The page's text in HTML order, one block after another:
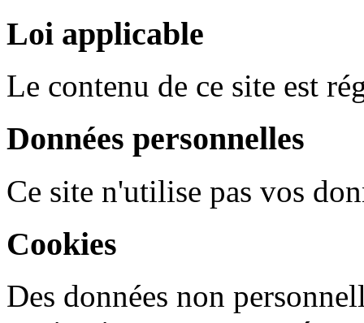
Loi applicable
Le contenu de ce site est
Données personnelles
Ce site n'utilise pas vos
Cookies
Des données non